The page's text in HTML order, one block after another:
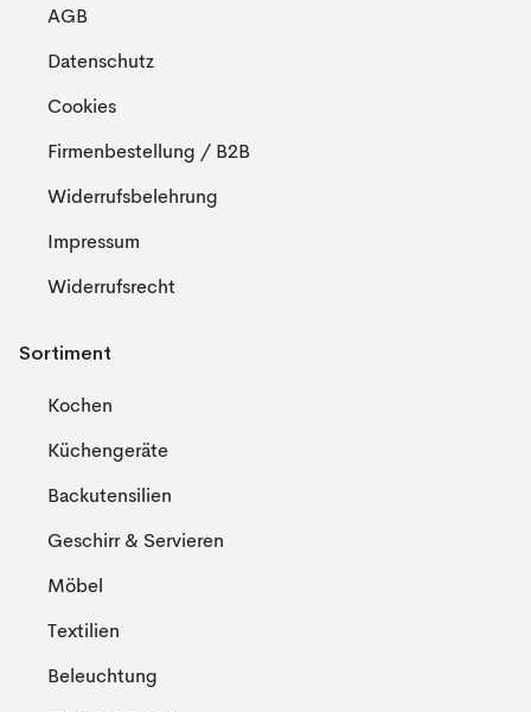
AGB
Datenschutz
Cookies
Firmenbestellung / B2B
Widerrufsbelehrung
Impressum
Widerrufsrecht
Sortiment
Kochen
Küchengeräte
Backutensilien
Geschirr & Servieren
Möbel
Textilien
Beleuchtung